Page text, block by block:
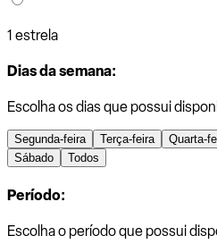
1 estrela
Dias da semana:
Escolha os dias que possui
Segunda-feira Terça-feira Quarta-
Sábado
Todos
Período:
Escolha o período que possui